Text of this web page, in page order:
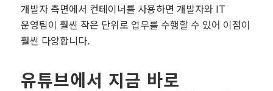
개발자 측면에서 컨테이너를 사용하면 개발자와 IT
운영팀이 훨씬 작은 단위로 업무를 수행할 수 있어 이점이
훨씬 다양합니다.
유튜브에서 지금 바로